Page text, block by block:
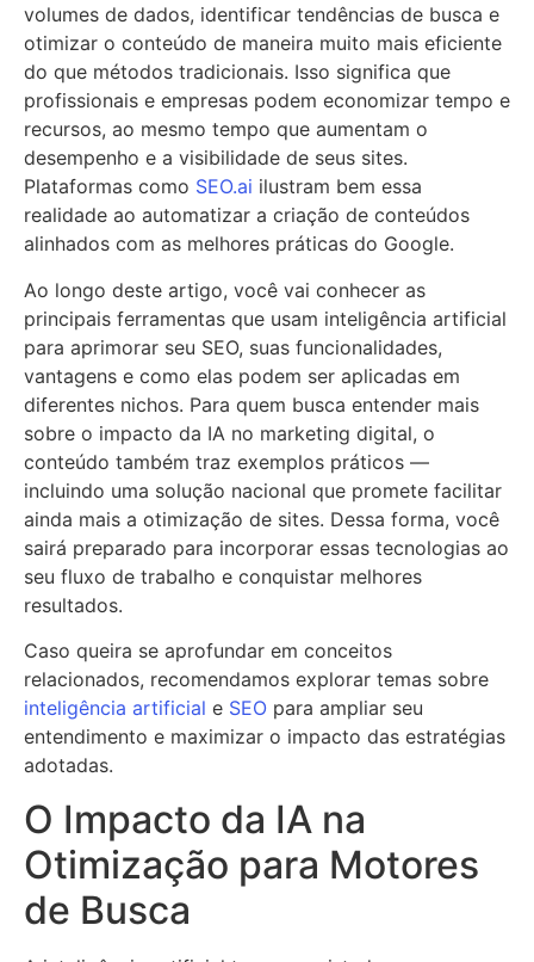
volumes de dados, identificar tendências de busca e
otimizar o conteúdo de maneira muito mais eficiente
do que métodos tradicionais. Isso significa que
profissionais e empresas podem economizar tempo e
recursos, ao mesmo tempo que aumentam o
desempenho e a visibilidade de seus sites.
Plataformas como SEO.ai ilustram bem essa
realidade ao automatizar a criação de conteúdos
alinhados com as melhores práticas do Google.
Ao longo deste artigo, você vai conhecer as
principais ferramentas que usam inteligência artificial
para aprimorar seu SEO, suas funcionalidades,
vantagens e como elas podem ser aplicadas em
diferentes nichos. Para quem busca entender mais
sobre o impacto da IA no marketing digital, o
conteúdo também traz exemplos práticos —
incluindo uma solução nacional que promete facilitar
ainda mais a otimização de sites. Dessa forma, você
sairá preparado para incorporar essas tecnologias ao
seu fluxo de trabalho e conquistar melhores
resultados.
Caso queira se aprofundar em conceitos
relacionados, recomendamos explorar temas sobre
inteligência artificial e SEO para ampliar seu
entendimento e maximizar o impacto das estratégias
adotadas.
O Impacto da IA na
Otimização para Motores
de Busca